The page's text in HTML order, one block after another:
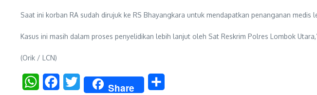
Saat ini korban RA sudah dirujuk ke RS Bhayangkara untuk mendapatkan penanganan
Kasus ini masih dalam proses penyelidikan lebih lanjut oleh Sat Reskrim Polres Lombok
(Orik / LCN)
WhatsAppFacebookTwitter Share